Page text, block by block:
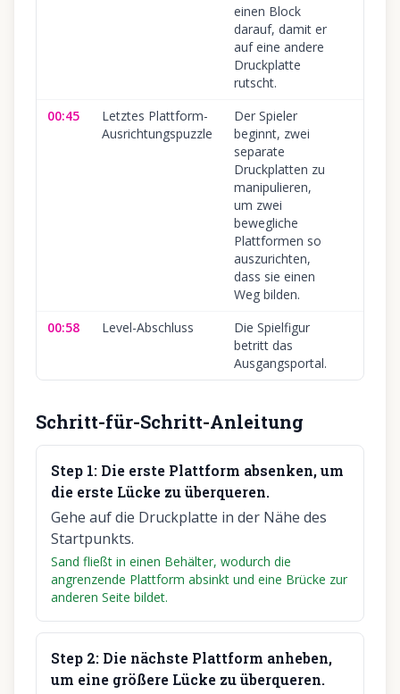
einen Block
darauf, damit er
auf eine andere
Druckplatte
rutscht.
00:45
Letztes Plattform-
Ausrichtungspuzzle
Der Spieler
beginnt, zwei
separate
Druckplatten zu
manipulieren,
um zwei
bewegliche
Plattformen so
auszurichten,
dass sie einen
Weg bilden.
00:58
Level-Abschluss
Die Spielfigur
betritt das
Ausgangsportal.
Schritt-für-Schritt-Anleitung
Step 1: Die erste Plattform absenken, um
die erste Lücke zu überqueren.
Gehe auf die Druckplatte in der Nähe des
Startpunkts.
Sand fließt in einen Behälter, wodurch die
angrenzende Plattform absinkt und eine Brücke zur
anderen Seite bildet.
Step 2: Die nächste Plattform anheben,
um eine größere Lücke zu überqueren.